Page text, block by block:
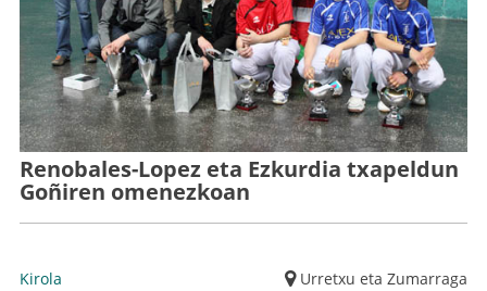
Renobales-Lopez eta Ezkurdia txapeldun
Goñiren omenezkoan
Kirola Urretxu eta Zumarraga